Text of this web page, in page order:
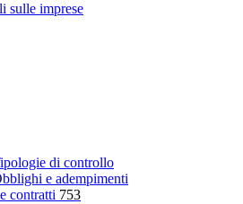
sulle imprese
di controllo
e adempimenti
contratti 753